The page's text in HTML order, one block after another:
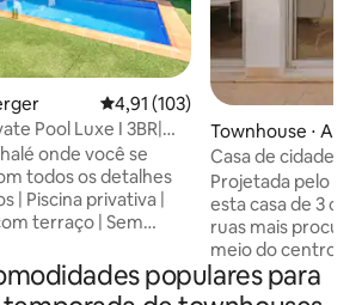
4,91 de uma avaliação média de
4,91 (103)
Pool Luxe I 3BR|
onde você se
todos os detalhes
terraço | Sem
| Cozinha de
| Construção nova |
Townhouse ⋅
Casa de cidade
com vista
Projetada pelo
esta casa de 3
ruas mais
meio do centro
seu próprio
extraordinárias
populares para